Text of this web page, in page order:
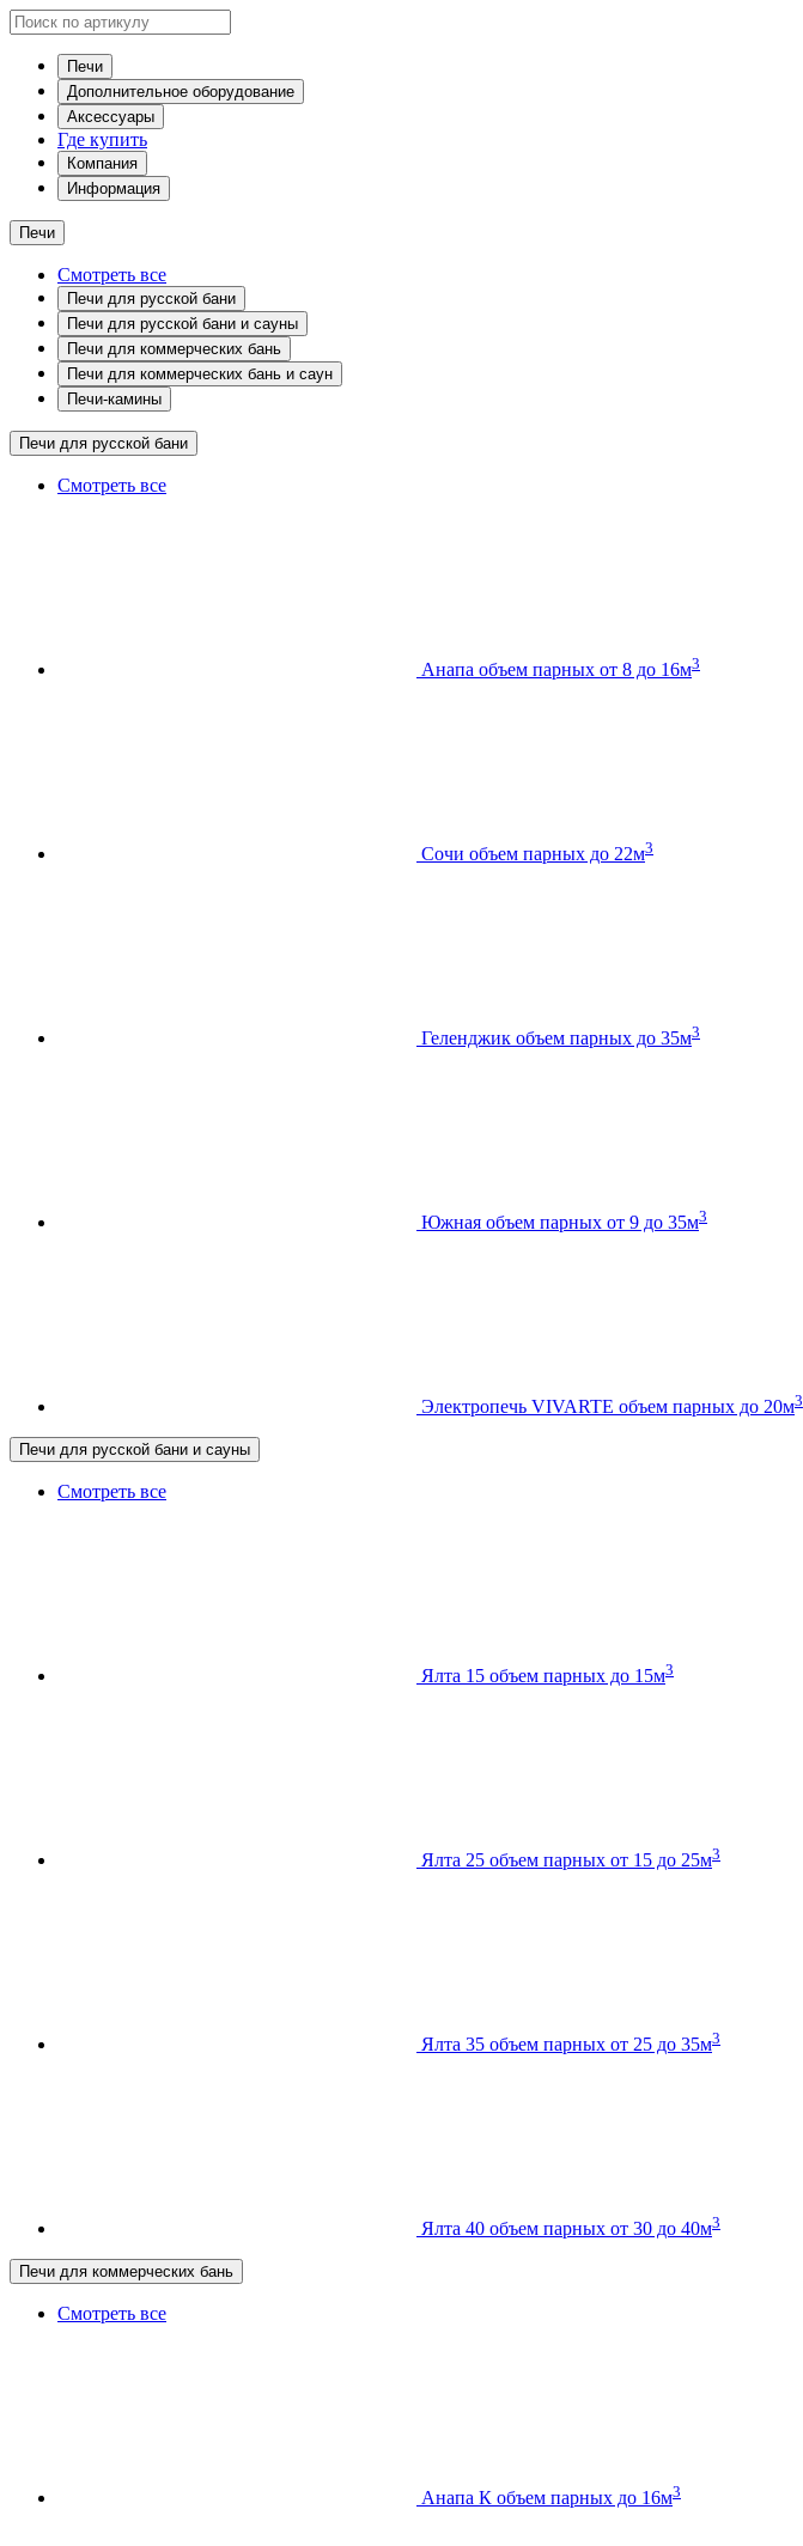
Печи
Дополнительное оборудование
Аксессуары
Где купить
Компания
Информация
Печи
Смотреть все
Печи для русской бани
Печи для русской бани и сауны
Печи для коммерческих бань
Печи для коммерческих бань и саун
Печи-камины
Печи для русской бани
Смотреть все
Анапа объем парных от 8 до 16м3
Сочи объем парных до 22м3
Геленджик объем парных до 35м3
Южная объем парных от 9 до 35м3
Электропечь VIVARTE объем парных до 20м3
Печи для русской бани и сауны
Смотреть все
Ялта 15 объем парных до 15м3
Ялта 25 объем парных от 15 до 25м3
Ялта 35 объем парных от 25 до 35м3
Ялта 40 объем парных от 30 до 40м3
Печи для коммерческих бань
Смотреть все
Анапа К объем парных до 16м3